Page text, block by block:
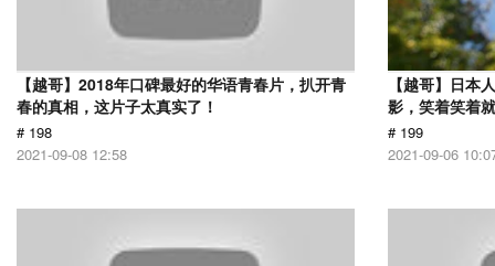
【越哥】2018年口碑最好的华语青春片，扒开青
春的真相，这片子太真实了！
# 198
2021-09-08 12:58
【越哥】日本
影，笑着笑着
# 199
2021-09-06